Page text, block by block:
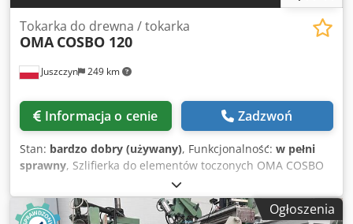
Juszczyn 249 km
Tokarka do drewna / tokarka
OMA COSBO 120
Informacja o cenie Zadzwoń
Stan: bardzo dobry (używany), Funkcjonalność: w pełni
sprawny, Szlifierka do elementów toczonych OMA COSBO
120 Długość robocza 1200mm Dwa agregaty szlifujące
Szczotki polerujące z oscylacją Praca po kopiale Dsdoy Elw
Espfx Aagokr
Ogłoszenia